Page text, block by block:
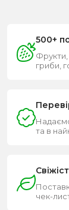
500+
Фрукти,
гриби,
та в
чек-